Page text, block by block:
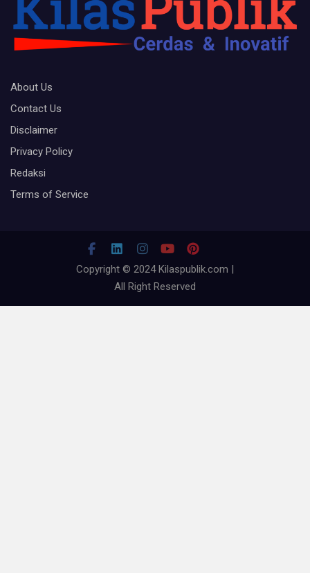
About Us
Contact Us
Disclaimer
Privacy Policy
Redaksi
Terms of Service
Copyright © 2024 Kilaspublik.com |
All Right Reserved